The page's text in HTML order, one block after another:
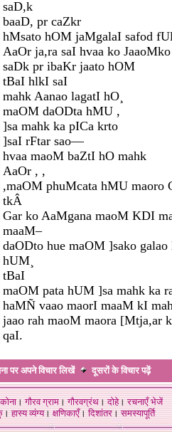
saD,k
baaD, pr caZkr
hMsato hOM jaMgalaI safod
AaOr ja,ra saI hvaa ko JaaoMko
saDk pr ibaKr jaato hOM
tBaI hlkI saI
mahk Aanao lagatI hO¸
maOM daODta hMU ,
]sa mahk ka pICa krto
]saI rFtar sao—
hvaa maoM baZtI hO mahk
AaOr , ,
,maOM phuMcata hMU maoro
tkÂ
Gar ko AaMgana maoM KDI
maaM–
daODto hue maOM ]sako galao
hUM¸
tBaI
maOM pata hUM ]sa mahk ka
haMÑ vaao maorI maaM kI
jaao rah maoM maora [Mtja,ar
qaI.
पर अपने विचार लिखें दूसरों के विचारपढ़ें
।गौरव ग्राम।गौरवग्रंथ।दोहे।रचनाएँ भेजें
। हास्य व्यंग्य। क्षणिकाएँ। दिशांतर। समस्यापूर्ति